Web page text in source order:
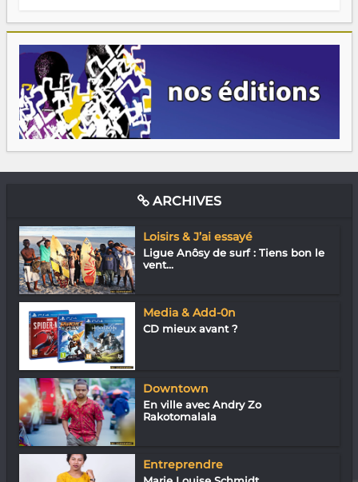
ARCHIVES
Loisirs & J’ai essayé
Ligue Anôsy de surf : Tiens bon le
vent...
Media & Add-0n
CD mieux avant ?
Downtown
En ville avec Andry Zo
Rakotomalala
Entreprendre